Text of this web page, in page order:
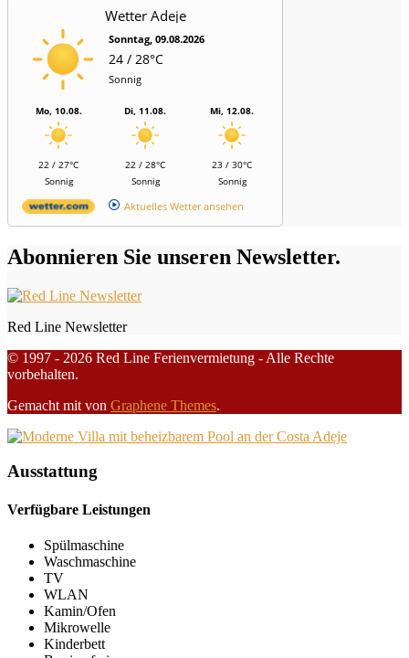
Wetter Adeje
Sonntag, 09.08.2026
24 / 28°C
Sonnig
Mo, 10.08.
22 / 27°C
Sonnig
Di, 11.08.
22 / 28°C
Sonnig
Mi, 12.08.
23 / 30°C
Sonnig
Aktuelles Wetter ansehen
Abonnieren Sie unseren Newsletter.
Red Line Newsletter
© 1997 - 2026 Red Line Ferienvermietung - Alle Rechte
vorbehalten.
Gemacht mit von Graphene Themes.
Ausstattung
Verfügbare Leistungen
Spülmaschine
Waschmaschine
TV
WLAN
Kamin/Ofen
Mikrowelle
Kinderbett